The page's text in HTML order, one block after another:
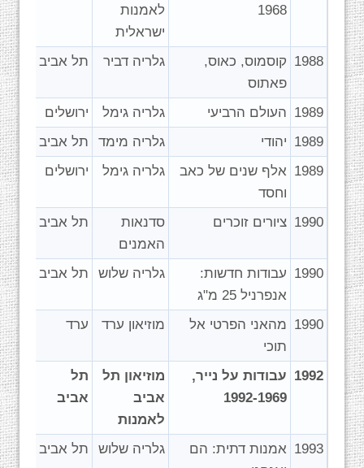
1968
לאמנות
ישראלית
1988 קוסמוס, כאוס,
פאתוס
גלריה דביר תל אביב
1989 העולם הרביעי גלריה גימל
ירושלים
1989 יהודי גלריה מימד
תל אביב
1989 אלף שנים של כאב
וחסד
גלריה גימל ירושלים
1990 ציורים זוכרים
סדנאות
האמנים
תל אביב
1990 עבודות חדשות:
אנפרניל 25 מ"ג
גלריה שלוש תל אביב
1990 מהאני הפרטי אל
תוכי
מוזיאון ערד ערד
1992 עבודות על נייר,
1992-1969
מוזיאון תל
אביב
לאמנות
תל
אביב
1993 אמנות דתית: הם
גלריה שלוש תל אביב